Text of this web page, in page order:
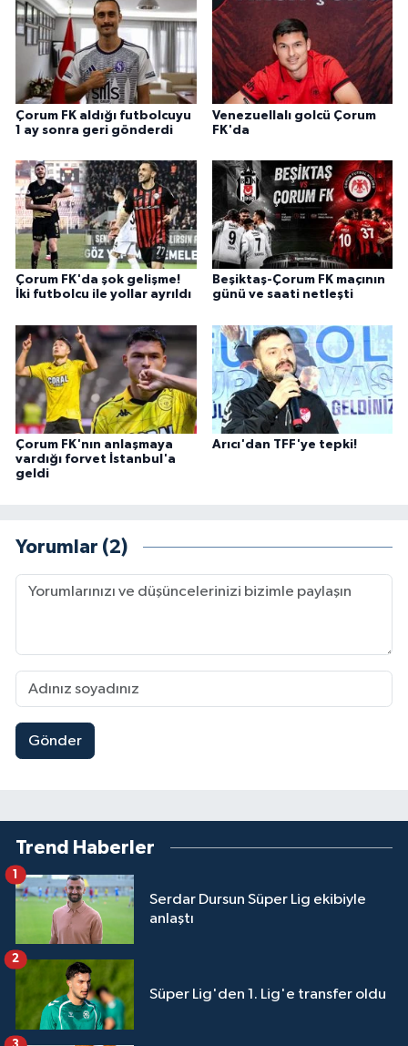
Çorum FK aldığı futbolcuyu
1 ay sonra geri gönderdi
Venezuellalı golcü Çorum
FK'da
Çorum FK'da şok gelişme!
İki futbolcu ile yollar ayrıldı
Beşiktaş-Çorum FK maçının
günü ve saati netleşti
Çorum FK'nın anlaşmaya
vardığı forvet İstanbul'a
geldi
Arıcı'dan TFF'ye tepki!
Yorumlar (2)
Gönder
Trend Haberler
Serdar Dursun Süper Lig ekibiyle
anlaştı
1
Süper Lig'den 1. Lig'e transfer oldu
2